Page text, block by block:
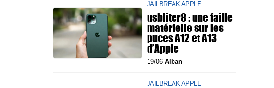
JAILBREAK APPLE
usbliter8 : une faille
matérielle sur les
puces A12 et A13
d’Apple
19/06 Alban
JAILBREAK APPLE